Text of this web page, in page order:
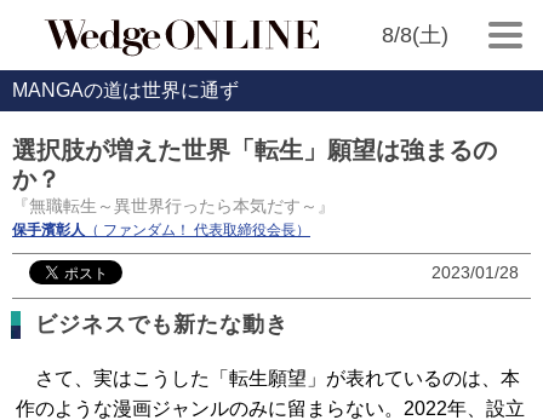
8/8(土)
MANGAの道は世界に通ず
選択肢が増えた世界「転生」願望は強まるの
か？
『無職転生～異世界行ったら本気だす～』
保手濱彰人 （ ファンダム！ 代表取締役会長）
2023/01/28
ビジネスでも新たな動き
さて、実はこうした「転生願望」が表れているのは、本
作のような漫画ジャンルのみに留まらない。2022年、設立